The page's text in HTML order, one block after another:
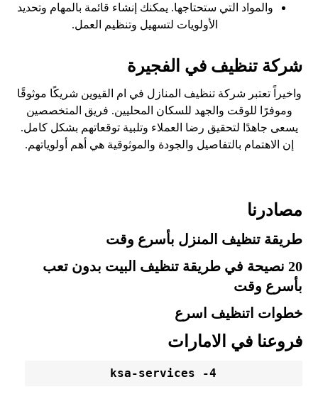
والمواد التي ستحتاجها. يمكنك إنشاء قائمة بالمهام وتحديد
الأولويات لتسهيل وتنظيم العمل.
شركة تنظيف في الفجيرة
واخيراً تعتبر شركة تنظيف المنازل في ام القيوين شريكًا موثوقًا
وموفرًا للوقت والجهد للسكان المحليين. فريق المتخصصين
يسعى جاهدًا لتحقيق رضا العملاء وتلبية توقعاتهم بشكل كامل.
إن الاهتمام بالتفاصيل والجودة والموثوقية هي أهم أولوياتهم.
مصادرنا
طريقة تنظيف المنزل بأسرع وقت
20 نصيحة في طريقة تنظيف البيت بدون تعب
بأسرع وقت
خطوات اتنظيف اسرع
فروعنا في الامارات
ksa-services -4